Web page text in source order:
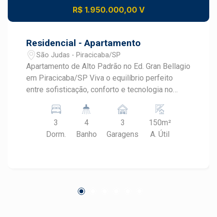
R$ 1.950.000,00 V
Residencial - Apartamento
São Judas - Piracicaba/SP
Apartamento de Alto Padrão no Ed. Gran Bellagio
em Piracicaba/SP Viva o equilíbrio perfeito
entre sofisticação, conforto e tecnologia no
arquitetura neoclássica, pensado nos mínimos
detalhes para quem valoriza qualidade de vida e
exclusividade. Este belíssimo apartamento
carro elétrico ? um diferencial que une
3
Dorm.
4
Banho
3
Garagens
150m²
A. Útil